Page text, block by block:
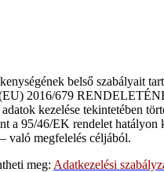
belső szabályait
2016/679
kezelése tekintetében
a 95/46/EK rendelet hatályon
való megfelelés céljából.
meg: Adatkezelési